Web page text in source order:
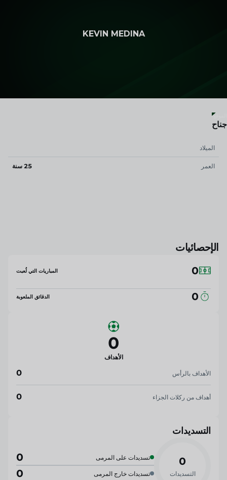
KEVIN MEDINA
10
الموقع
جناح
الميلاد
العمر 25 سنة
الإحصائيات
0
المباريات التي لُعبت
0 الدقائق الملعوبة
0
الأهداف
الأهداف بالرأس 0
أهداف من ركلات الجزاء 0
التسديدات
0
التسديدات
تسديدات على المرمى 0
تسديدات خارج المرمى 0